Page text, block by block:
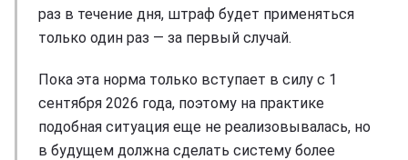
раз в течение дня, штраф будет применяться
только один раз — за первый случай.
Пока эта норма только вступает в силу с 1
сентября 2026 года, поэтому на практике
подобная ситуация еще не реализовывалась, но
в будущем должна сделать систему более